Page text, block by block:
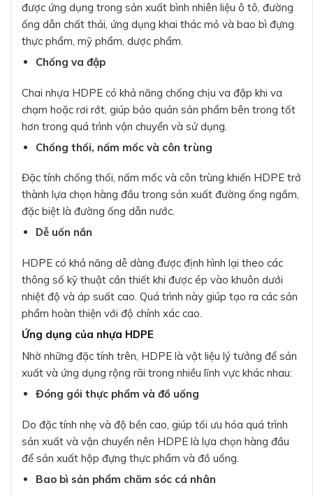
được ứng dụng trong sản xuất bình nhiên liệu ô tô, đường
ống dẫn chất thải, ứng dụng khai thác mỏ và bao bì đựng
thực phẩm, mỹ phẩm, dược phẩm.
Chống va đập
Chai nhựa HDPE có khả năng chống chịu va đập khi va
chạm hoặc rơi rớt, giúp bảo quản sản phẩm bên trong tốt
hơn trong quá trình vận chuyển và sử dụng.
Chống thối, nấm mốc và côn trùng
Đặc tính chống thối, nấm mốc và côn trùng khiến HDPE trở
thành lựa chọn hàng đầu trong sản xuất đường ống ngầm,
đặc biệt là đường ống dẫn nước.
Dễ uốn nắn
HDPE có khả năng dễ dàng được định hình lại theo các
thông số kỹ thuật cần thiết khi được ép vào khuôn dưới
nhiệt độ và áp suất cao. Quá trình này giúp tạo ra các sản
phẩm hoàn thiện với độ chính xác cao.
Ứng dụng của nhựa HDPE
Nhờ những đặc tính trên, HDPE là vật liệu lý tưởng để sản
xuất và ứng dụng rộng rãi trong nhiều lĩnh vực khác nhau:
Đóng gói thực phẩm và đồ uống
Do đặc tính nhẹ và độ bền cao, giúp tối ưu hóa quá trình
sản xuất và vận chuyển nên HDPE là lựa chọn hàng đầu
để sản xuất hộp đựng thực phẩm và đồ uống.
Bao bì sản phẩm chăm sóc cá nhân